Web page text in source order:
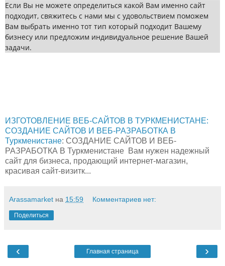
Если Вы не можете определиться какой Вам именно сайт
подходит, свяжитесь с нами мы с удовольствием поможем
Вам выбрать именно тот тип который подходит Вашему
бизнесу или предложим индивидуальное решение Вашей
задачи.
ИЗГОТОВЛЕНИЕ ВЕБ-САЙТОВ В ТУРКМЕНИСТАНЕ:
СОЗДАНИЕ САЙТОВ И ВЕБ-РАЗРАБОТКА В
Туркменистане: СОЗДАНИЕ САЙТОВ И ВЕБ-
РАЗРАБОТКА В Туркменистане Вам нужен надежный
сайт для бизнеса, продающий интернет-магазин,
красивая сайт-визитк...
Arassamarket на 15:59 Комментариев нет:
Поделиться
‹ ›
Главная страница